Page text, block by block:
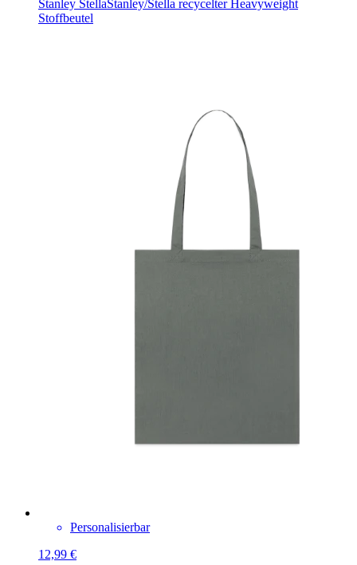
Stanley StellaStanley/Stella recycelter Heavyweight
Stoffbeutel
Personalisierbar
12,99 €